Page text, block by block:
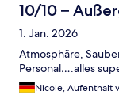
10/10 –
1. Jan. 2026
Atmosphäre,
Personal….alles
Nicole, Aufenthalt